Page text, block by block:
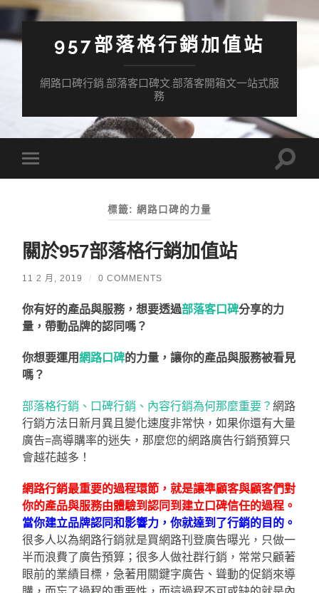
957部落格行銷加值站
網路口碑行銷.部落客口碑文.部落客開箱文一站式服
務
mobile
Toggle
標籤: 網路口碑的力量
關於957部落格行銷加值站
11 2 月, 2019 / 0 COMMENTS
你有好的產品與服務，想要透過部落客口碑分享的力
量，帶動品牌的認同嗎？
你想要運用網路口碑的力量，讓你的產品與服務被看見
嗎？
部落格行銷、口碑行銷、內容行銷為何那麼重要？網路
行銷方法日新月異且變化速度非常快，如果你還有大量
廣告=高導購率的迷失，那麼您的網路廣告行銷預算只
會越花越多！
網路行銷最重要的過程環節，就是讓準顧客與顧客們對
你的產品與服務由體驗到認同 到建立 口碑信任的過程。
當你建立品牌認同和影響力，你就達到了行銷的目的。
很多人以為網路行銷就是買網路刊登廣告曝光，只做一
半而浪費了廣告預算；很多人做社群行銷，常常只顧著
眼前的業績目標，急著用關鍵字廣告、聳動的促銷來導